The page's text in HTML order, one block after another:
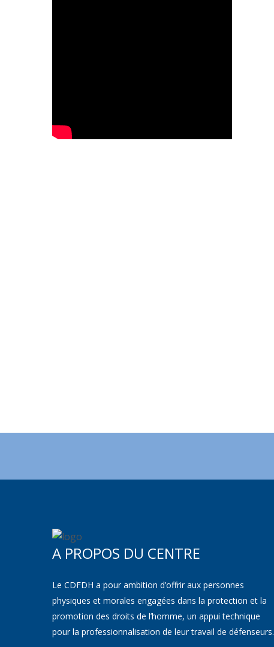
A PROPOS DU CENTRE
Le CDFDH a pour ambition d’offrir aux personnes
physiques et morales engagées dans la protection et la
promotion des droits de l’homme, un appui technique
pour la professionnalisation de leur travail de défenseurs.